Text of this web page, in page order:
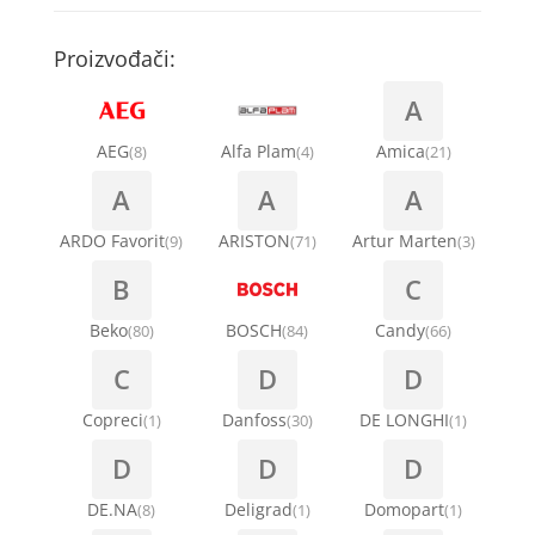
Ručice za vrata za veš mašinu
Šarke za veš mašine
Stakla i okviri vrata za veš mašinu
Termostati i hidrostati za veš mašine
Točkići za sudo mašine
Kompresori za klima uređaje
Kondenz creva
Nosači za klimu
Ostali materijal za montažu klima uređaja
Proizvođači:
AEG(8) Alfa Plam(4)
A
Amica(21)
A
ARDO Favorit(9)
A
ARISTON(71)
A
Artur Marten(3)
B
Beko(80) BOSCH(84)
C
Candy(66)
C
Copreci(1)
D
Danfoss(30)
D
DE LONGHI(1)
D
DE.NA(8)
D
Deligrad(1)
D
Domopart(1)